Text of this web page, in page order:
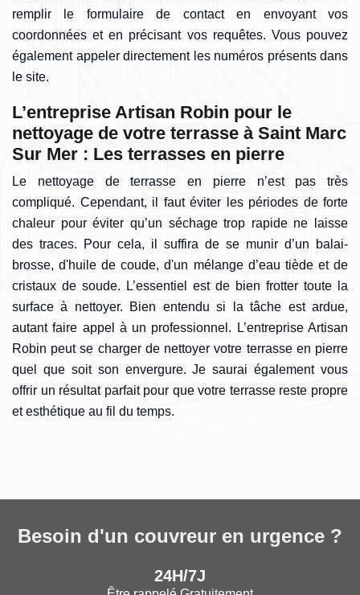
remplir le formulaire de contact en envoyant vos
coordonnées et en précisant vos requêtes. Vous pouvez
également appeler directement les numéros présents dans
le site.
L’entreprise Artisan Robin pour le
nettoyage de votre terrasse à Saint Marc
Sur Mer : Les terrasses en pierre
Le nettoyage de terrasse en pierre n’est pas très
compliqué. Cependant, il faut éviter les périodes de forte
chaleur pour éviter qu’un séchage trop rapide ne laisse
des traces. Pour cela, il suffira de se munir d’un balai-
brosse, d'huile de coude, d'un mélange d’eau tiède et de
cristaux de soude. L’essentiel est de bien frotter toute la
surface à nettoyer. Bien entendu si la tâche est ardue,
autant faire appel à un professionnel. L’entreprise Artisan
Robin peut se charger de nettoyer votre terrasse en pierre
quel que soit son envergure. Je saurai également vous
offrir un résultat parfait pour que votre terrasse reste propre
et esthétique au fil du temps.
Besoin d'un couvreur en urgence ?
24H/7J